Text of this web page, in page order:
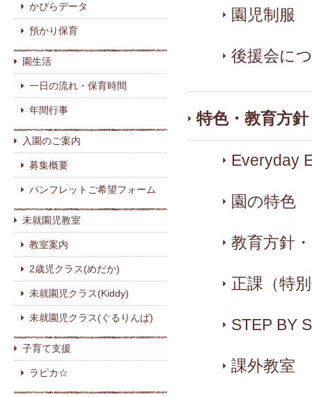
かぴらデータ
預かり保育
園生活
一日の流れ・保育時間
年間行事
入園のご案内
募集概要
パンフレットご希望フォーム
未就園児教室
教室案内
2歳児クラス(めだか)
未就園児クラス(Kiddy)
未就園児クラス(ぐるりんぱ)
子育て支援
ラピカ☆
園児制服
後援会に
特色・教育方針
Everyday
園の特色
教育方針
正課（特
STEP BY
課外教室